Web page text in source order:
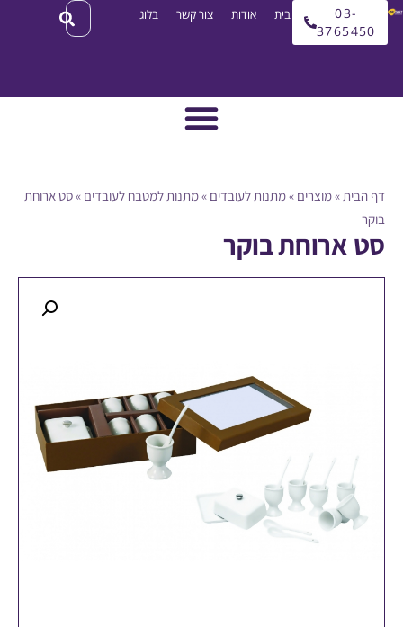
עמוד בית אודות צור קשר בלוג
»מוצרים»מתנות לעובדים»מתנות למטבח לעובדים»סט ארוחת
בוקר